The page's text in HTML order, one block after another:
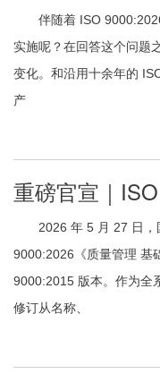
伴随着 ISO
实施呢？在回答这个问题
变化。和沿用十余年的
产
重磅官宣｜
2026 年 5 月 27 日
9000:2026《质量管理 基
9000:2015 版本。作为全
修订从名称、